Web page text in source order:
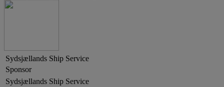
Sydsjællands Ship Service
Sponsor
Sydsjællands Ship Service